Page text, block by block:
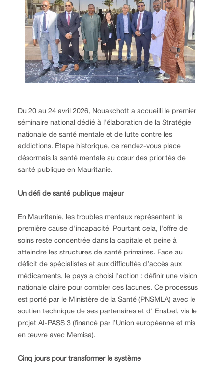
Du 20 au 24 avril 2026, Nouakchott a accueilli le premier
séminaire national dédié à l'élaboration de la Stratégie
nationale de santé mentale et de lutte contre les
addictions. Étape historique, ce rendez-vous place
désormais la santé mentale au cœur des priorités de
santé publique en Mauritanie.
Un défi de santé publique majeur
En Mauritanie, les troubles mentaux représentent la
première cause d'incapacité. Pourtant cela, l'offre de
soins reste concentrée dans la capitale et peine à
atteindre les structures de santé primaires. Face au
déficit de spécialistes et aux difficultés d’accès aux
médicaments, le pays a choisi l'action : définir une vision
nationale claire pour combler ces lacunes. Ce processus
est porté par le Ministère de la Santé (PNSMLA) avec le
soutien technique de ses partenaires et d' Enabel, via le
projet AI-PASS 3 (financé par l’Union européenne et mis
en œuvre avec Memisa).
Cinq jours pour transformer le système